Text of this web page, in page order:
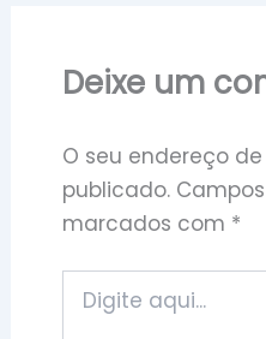
Deixe um
O seu endereço
publicado.
marcados com *
aqui...